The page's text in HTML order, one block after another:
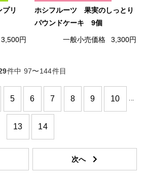
リ
3,500円
ホシフルーツ 果実のしっとり
パウンドケーキ 9個
一般小売価格 3,300円
件中 97〜144件目
5 6 7 8 9 10 ...
13 14